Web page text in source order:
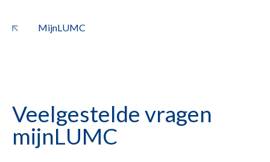
MijnLUMC
Veelgestelde vragen
mijnLUMC